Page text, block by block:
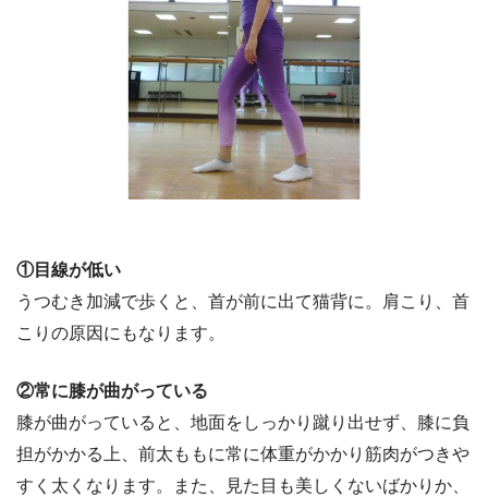
①目線が低い
うつむき加減で歩くと、首が前に出て猫背に。肩こり、首
こりの原因にもなります。
②常に膝が曲がっている
膝が曲がっていると、地面をしっかり蹴り出せず、膝に負
担がかかる上、前太ももに常に体重がかかり筋肉がつきや
すく太くなります。また、見た目も美しくないばかりか、